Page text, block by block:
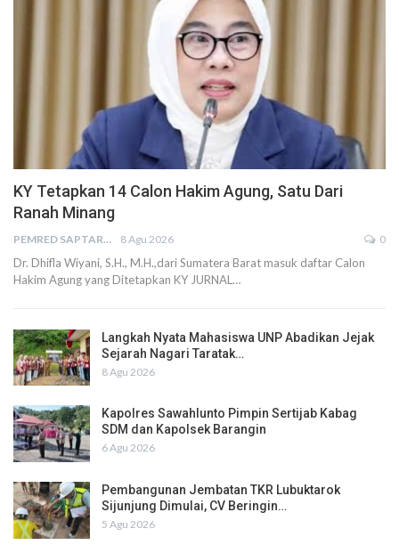
KY Tetapkan 14 Calon Hakim Agung, Satu Dari
Ranah Minang
PEMRED SAPTARIUS 8 Agu 2026 0
Dr. Dhifla Wiyani, S.H., M.H.,dari Sumatera Barat masuk daftar Calon
Hakim Agung yang Ditetapkan KY JURNAL…
Langkah Nyata Mahasiswa UNP Abadikan Jejak
Sejarah Nagari Taratak…
8 Agu 2026
Kapolres Sawahlunto Pimpin Sertijab Kabag
SDM dan Kapolsek Barangin
6 Agu 2026
Pembangunan Jembatan TKR Lubuktarok
Sijunjung Dimulai, CV Beringin…
5 Agu 2026